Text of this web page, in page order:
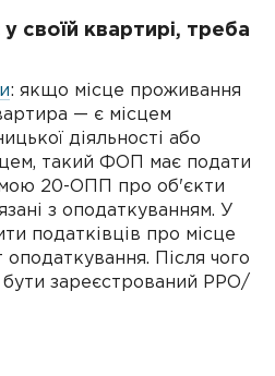
квартирі, треба
: якщо місце проживання
— є місцем
діяльності або
такий ФОП має подати
20-ОПП про об'єкти
з оподаткуванням. У
податківців про місце
Після чого
зареєстрований РРО/